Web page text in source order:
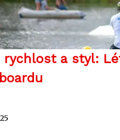
rychlost a styl: